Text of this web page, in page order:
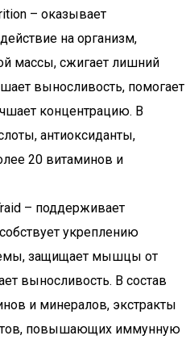
– оказывает
на организм,
массы, сжигает лишний
выносливость, помогает
концентрацию. В
антиоксиданты,
20 витаминов и
– поддерживает
укреплению
защищает мышцы от
выносливость. В состав
и минералов, экстракты
повышающих иммунную